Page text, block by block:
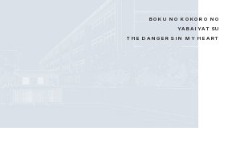
BOK U N O K O KOR O N O
YABAIYAT SU
THE DANGER S IN M Y H E ART